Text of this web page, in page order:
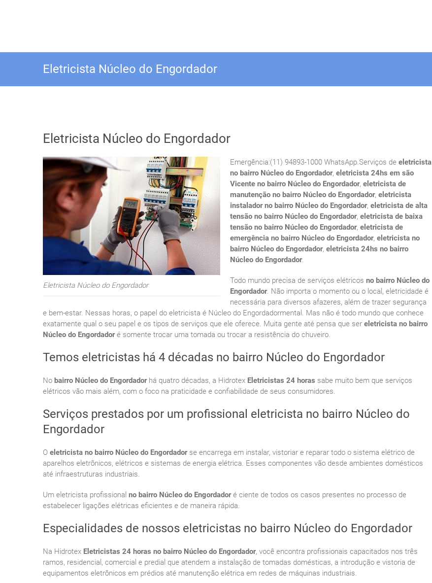
Eletricista Núcleo do Engordador
Eletricista Núcleo do Engordador
Eletricista Núcleo do Engordador
Emergência:(11) 94893-1000 WhatsApp.Serviços de eletricista
no bairro Núcleo do Engordador, eletricista 24hs em são
Vicente no bairro Núcleo do Engordador, eletricista de
manutenção no bairro Núcleo do Engordador, eletricista
instalador no bairro Núcleo do Engordador, eletricista de alta
tensão no bairro Núcleo do Engordador, eletricista de baixa
tensão no bairro Núcleo do Engordador, eletricista de
emergência no bairro Núcleo do Engordador, eletricista no
bairro Núcleo do Engordador, eletricista 24hs no bairro
Núcleo do Engordador.
Todo mundo precisa de serviços elétricos no bairro Núcleo do
Engordador. Não importa o momento ou o local, eletricidade é
necessária para diversos afazeres, além de trazer segurança
e bem-estar. Nessas horas, o papel do eletricista é Núcleo do Engordadormental. Mas não é todo mundo que conhece
exatamente qual o seu papel e os tipos de serviços que ele oferece. Muita gente até pensa que ser eletricista no bairro
Núcleo do Engordadoré somente trocar uma tomada ou trocar a resistência do chuveiro.
Temos eletricistas há 4 décadas no bairro Núcleo do Engordador
No bairro Núcleo do Engordadorhá quatro décadas, a Hidrotex Eletricistas 24 horas sabe muito bem que serviços
elétricos vão mais além, com o foco na praticidade e confiabilidade de seus consumidores.
Serviços prestados por um profissional eletricista no bairro Núcleo do
Engordador
O eletricista no bairro Núcleo do Engordadorse encarrega em instalar, vistoriar e reparar todo o sistema elétrico de
aparelhos eletrônicos, elétricos e sistemas de energia elétrica. Esses componentes vão desde ambientes domésticos
até infraestruturas industriais.
Um eletricista profissional no bairro Núcleo do Engordadoré ciente de todos os casos presentes no processo de
estabelecer ligações elétricas eficientes e de maneira rápida.
Especialidades de nossos eletricistas no bairro Núcleo do Engordador
Na Hidrotex Eletricistas 24 horas no bairro Núcleo do Engordador, você encontra profissionais capacitados nos três
ramos, residencial, comercial e predial que atendem a instalação de tomadas domésticas, a introdução e vistoria de
equipamentos eletrônicos em prédios até manutenção elétrica em redes de máquinas industriais.